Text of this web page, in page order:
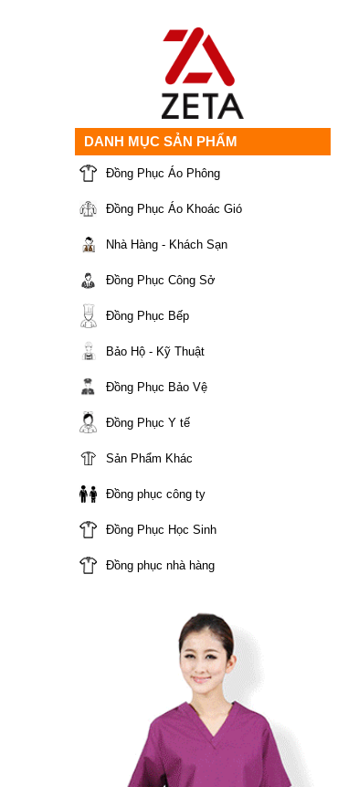
DANH MỤC SẢN PHẨM
Đồng Phục Áo Phông
Đồng Phục Áo Khoác Gió
Nhà Hàng - Khách Sạn
Đồng Phục Công Sở
Đồng Phục Bếp
Bảo Hộ - Kỹ Thuật
Đồng Phục Bảo Vệ
Đồng Phục Y tế
Sản Phẩm Khác
Đồng phục công ty
Đồng Phục Học Sinh
Đồng phục nhà hàng